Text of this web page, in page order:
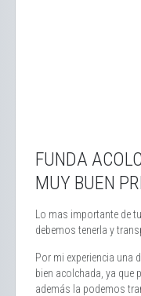
FUNDA
MUY BUEN
Lo mas importante de
debemos tenerla y
Por mi experiencia una
bien acolchada, ya que
además la podemos